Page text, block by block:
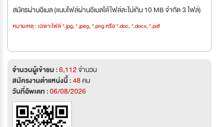
สมัครผ่านอีเมล (แนบไฟล์ผ่านอีเมลได้ไฟล์ละไม่เกิน 10 MB จำกัด 3 ไฟล์)
หมายเหตุ : เฉพาะไฟล์ *.jpg, *.jpeg, *.png หรือ *.doc, *.docx, *.pdf
จำนวนผู้เข้าชม :6,112จำนวน
สมัครงานตำแหน่งนี้ :48คน
วันที่อัพเดท :06/08/2026